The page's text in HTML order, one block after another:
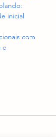
inicial
com
e